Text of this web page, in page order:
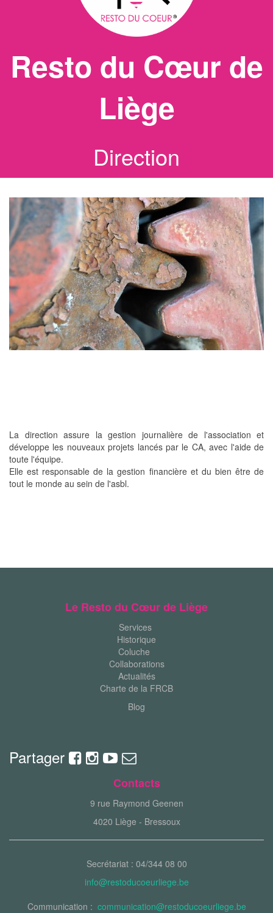
Resto du Cœur de
Liège
Direction
La direction assure la gestion journalière de l'association et
développe les nouveaux projets lancés par le CA, avec l'aide de
toute l'équipe.
Elle est responsable de la gestion financière et du bien être de
tout le monde au sein de l'asbl.
Le Resto du Cœur de Liège
Services
Historique
Coluche
Collaborations
Actualités
Charte de la FRCB
Blog
Partager
Contacts
9 rue Raymond Geenen
4020 Liège - Bressoux
Secrétariat : 04/344 08 00
info@restoducoeurliege.be
Communication : communication@restoducoeurliege.be